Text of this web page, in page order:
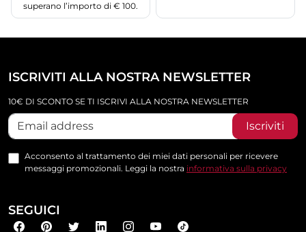
superano l’importo di € 100.
ISCRIVITI ALLA NOSTRA NEWSLETTER
10€ DI SCONTO SE TI ISCRIVI ALLA NOSTRA NEWSLETTER
Iscriviti
Acconsento al trattamento dei miei dati personali per ricevere
messaggi promozionali. Leggi la nostra informativa sulla privacy
SEGUICI